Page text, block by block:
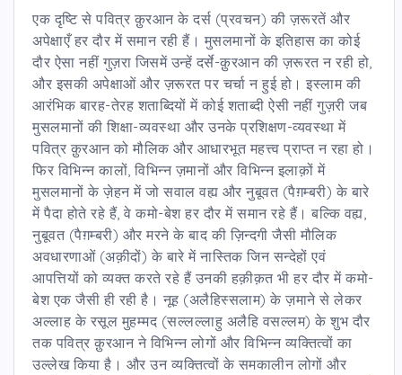
एक दृष्टि से पवित्र क़ुरआन के दर्स (प्रवचन) की ज़रूरतें और
अपेक्षाएँ हर दौर में समान रही हैं। मुसलमानों के इतिहास का कोई
दौर ऐसा नहीं गुज़रा जिसमें उन्हें दर्से-क़ुरआन की ज़रूरत न रही हो,
और इसकी अपेक्षाओं और ज़रूरत पर चर्चा न हुई हो। इस्लाम की
आरंभिक बारह-तेरह शताब्दियों में कोई शताब्दी ऐसी नहीं गुज़री जब
मुसलमानों की शिक्षा-व्यवस्था और उनके प्रशिक्षण-व्यवस्था में
पवित्र क़ुरआन को मौलिक और आधारभूत महत्त्व प्राप्त न रहा हो।
फिर विभिन्न कालों, विभिन्न ज़मानों और विभिन्न इलाक़ों में
मुसलमानों के ज़ेहन में जो सवाल वह्य और नुबूवत (पैग़म्बरी) के बारे
में पैदा होते रहे हैं, वे कमो-बेश हर दौर में समान रहे हैं। बल्कि वह्य,
नुबूवत (पैग़म्बरी) और मरने के बाद की ज़िन्दगी जैसी मौलिक
अवधारणाओं (अक़ीदों) के बारे में नास्तिक जिन सन्देहों एवं
आपत्तियों को व्यक्त करते रहे हैं उनकी हक़ीक़त भी हर दौर में कमो-
बेश एक जैसी ही रही है। नूह (अलैहिस्सलाम) के ज़माने से लेकर
अल्लाह के रसूल मुहम्मद (सल्लल्लाहु अलैहि वसल्लम) के शुभ दौर
तक पवित्र क़ुरआन ने विभिन्न लोगों और विभिन्न व्यक्तित्वों का
उल्लेख किया है। और उन व्यक्तित्वों के समकालीन लोगों और